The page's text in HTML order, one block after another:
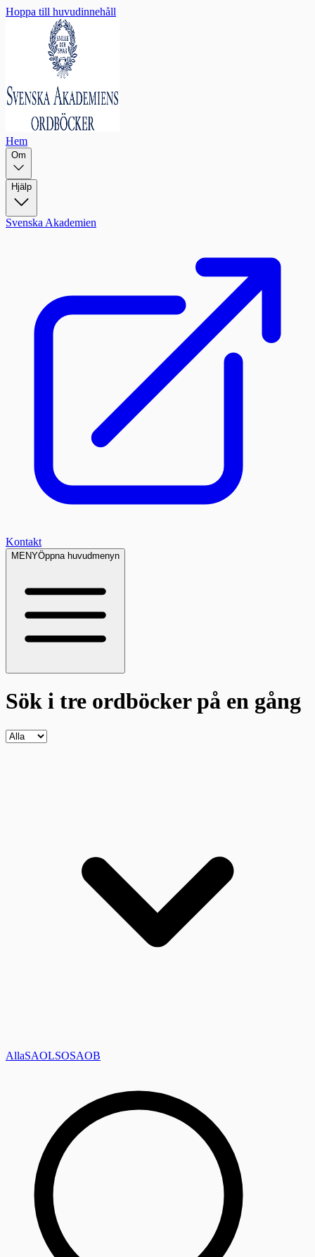
Hoppa till huvudinnehåll
Hem
Om
Hjälp
Svenska Akademien
Kontakt
MENYÖppna huvudmenyn
Sök i tre ordböckerpå en gång
AllaSAOLSOSAOB